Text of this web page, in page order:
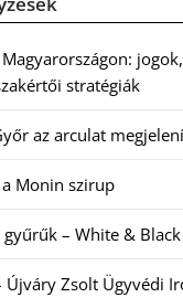
jogok,
stratégiák
az arculat
Monin szirup
gyűrűk – White &
Újváry Zsolt Ügyvédi